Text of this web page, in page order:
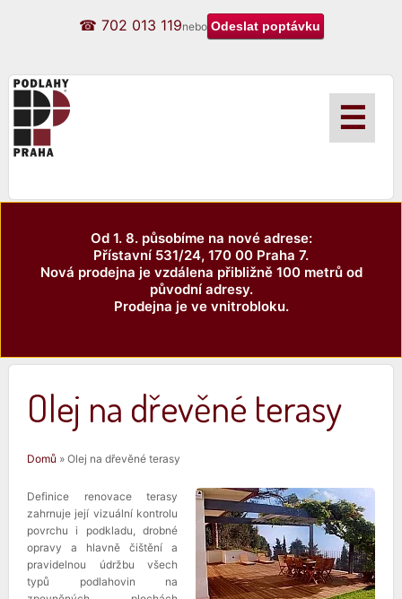
☎ 702 013 119nebo
☰
Od 1. 8. působíme na nové adrese:
Přístavní 531/24, 170 00 Praha 7.
Nová prodejna je vzdálena přibližně 100 metrů od
původní adresy.
Prodejna je ve vnitrobloku.
Olej na dřevěné terasy
Jste zde
Domů » Olej na dřevěné terasy
Definice renovace terasy
zahrnuje její vizuální kontrolu
povrchu i podkladu, drobné
opravy a hlavně čištění a
pravidelnou údržbu všech
typů podlahovin na